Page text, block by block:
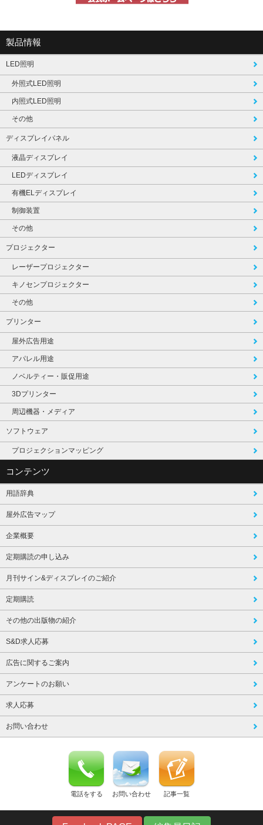
製品情報
LED照明
外照式LED照明
内照式LED照明
その他
ディスプレイパネル
液晶ディスプレイ
LEDディスプレイ
有機ELディスプレイ
制御装置
その他
プロジェクター
レーザープロジェクター
キノセンプロジェクター
その他
プリンター
屋外広告用途
アパレル用途
ノベルティー・販促用途
3Dプリンター
周辺機器・メディア
ソフトウェア
プロジェクションマッピング
コンテンツ
用語辞典
屋外広告マップ
企業概要
定期購読の申し込み
月刊サイン&ディスプレイのご紹介
定期購読
その他の出版物の紹介
S&D求人応募
広告に関するご案内
アンケートのお願い
求人応募
お問い合わせ
電話をする お問い合わせ 記事一覧